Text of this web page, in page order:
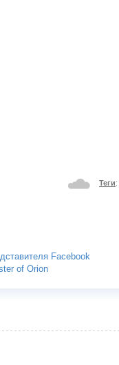
Теги:
Facebook
of Orion